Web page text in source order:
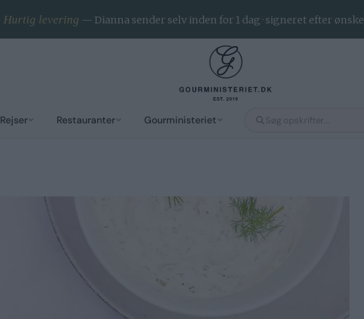
Rejser Restauranter Gourministeriet
Hurtig levering — Dianna sender selv inden for 1 dag · signeret efter ønske